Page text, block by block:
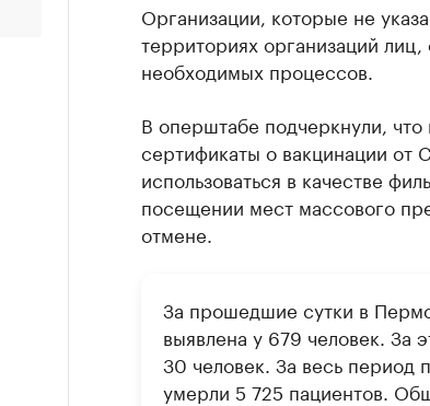
Организации, которые не
территориях организаций
необходимых процессов.
В оперштабе подчеркнули,
сертификаты о вакцинации от
использоваться в качестве
посещении мест массового
отмене.
За прошедшие сутки в
выявлена у 679 человек. За
30 человек. За весь период
умерли 5 725 пациентов.